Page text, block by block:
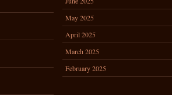
May 2025
April 2025
March 2025
February 2025